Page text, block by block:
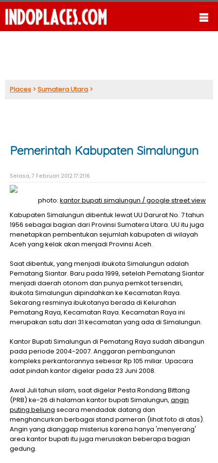
Places >Sumatera Utara >
Pemerintah Kabupaten Simalungun
Selasa, 7 Februari 2012 17:21:16
photo:kantor bupati simalungun / google street view
Kabupaten Simalungun dibentuk lewat UU Darurat No. 7 tahun
1956 sebagai bagian dari Provinsi Sumatera Utara. UU itu juga
menetapkan pembentukan sejumlah kabupaten di wilayah
Aceh yang kelak akan menjadi Provinsi Aceh.
Saat dibentuk, yang menjadi ibukota Simalungun adalah
Pematang Siantar. Baru pada 1999, setelah Pematang Siantar
menjadi daerah otonom dan punya pemkot tersendiri,
ibukota Simalungun dipindahkan ke Kecamatan Raya.
Sekarang resminya ibukotanya berada di Kelurahan
Pematang Raya, Kecamatan Raya. Kecamatan Raya ini
merupakan satu dari 31 kecamatan yang ada di Simalungun.
Kantor Bupati Simalungun di Pematang Raya sudah dibangun
pada periode 2004-2007. Anggaran pembangunan
kompleks perkantorannya sebesar Rp 105 miliar. Upacara
adat pindah kantor digelar pada 23 Juni 2008.
Awal Juli tahun silam, saat digelar Pesta Rondang Bittang
(PRB) ke-26 di halaman kantor bupati Simalungun, angin
puting beliung secara mendadak datang dan
menghancurkan berbagai stand pameran (lihat foto di atas).
Angin yang dianggap misterius karena hanya 'menyerang'
area kantor bupati itu juga merusakan beberapa bagian
gedung.